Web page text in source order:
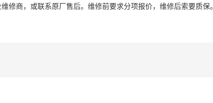
修商，或联系原厂售后。维修前要求分项报价，维修后索要质保。